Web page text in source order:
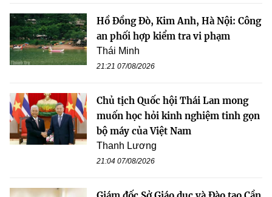
Hồ Đồng Đò, Kim Anh, Hà Nội: Công
an phối hợp kiểm tra vi phạm
Thái Minh
21:21 07/08/2026
Chủ tịch Quốc hội Thái Lan mong
muốn học hỏi kinh nghiệm tinh gọn
bộ máy của Việt Nam
Thanh Lương
21:04 07/08/2026